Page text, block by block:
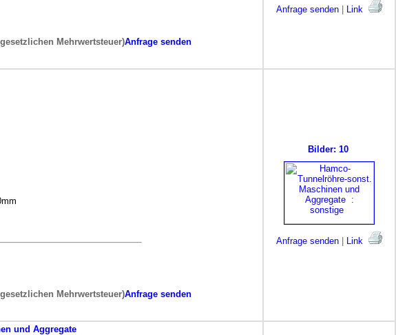
Mehrwertsteuer)Anfrage senden
Anfrage senden Link
Mehrwertsteuer)Anfrage senden
Bilder: 10
Anfrage senden Link
und Aggregate